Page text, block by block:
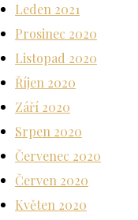
Leden 2021
Prosinec 2020
Listopad 2020
Říjen 2020
Září 2020
Srpen 2020
Červenec 2020
Červen 2020
Květen 2020